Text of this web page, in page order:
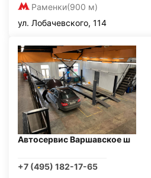
Раменки(900 м)
ул. Лобачевского, 114
Автосервис Варшавское ш
+7 (495) 182-17-65